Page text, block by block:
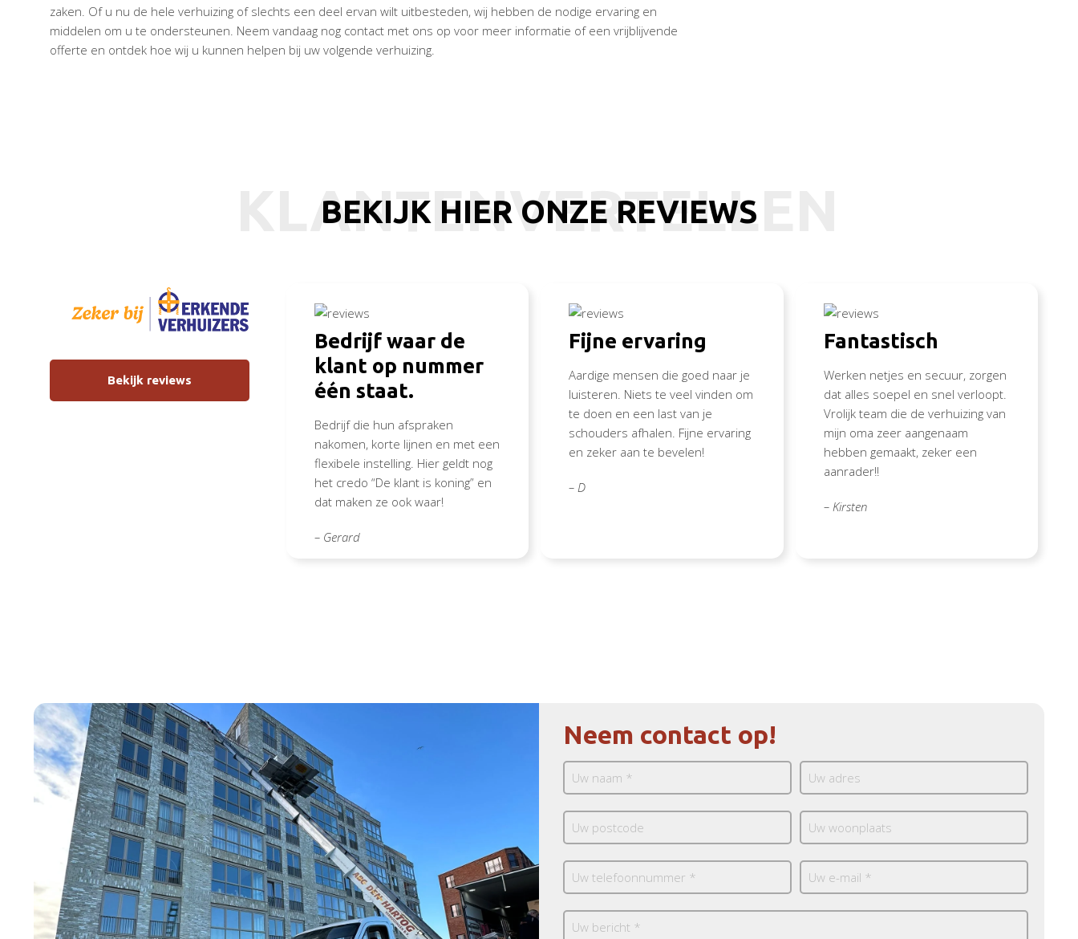
zaken. Of u nu de hele verhuizing of slechts een deel ervan wilt uitbesteden, wij hebben de nodige ervaring en
middelen om u te ondersteunen. Neem vandaag nog contact met ons op voor meer informatie of een vrijblijvende
offerte en ontdek hoe wij u kunnen helpen bij uw volgende verhuizing.
KLANTENVERTELLEN
BEKIJK HIER ONZE REVIEWS
Bekijk reviews
Bedrijf waar de
klant op nummer
één staat.
Bedrijf die hun afspraken
nakomen, korte lijnen en met een
flexibele instelling. Hier geldt nog
het credo “De klant is koning” en
dat maken ze ook waar!
– Gerard
Fijne ervaring
Aardige mensen die goed naar je
luisteren. Niets te veel vinden om
te doen en een last van je
schouders afhalen. Fijne ervaring
en zeker aan te bevelen!
– D
Fantastisch
Werken netjes en secuur, zorgen
dat alles soepel en snel verloopt.
Vrolijk team die de verhuizing van
mijn oma zeer aangenaam
hebben gemaakt, zeker een
aanrader!!
– Kirsten
Neem contact op!